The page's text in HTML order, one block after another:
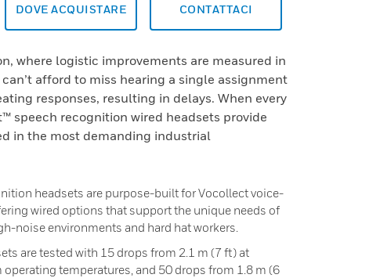
DOVE ACQUISTARE CONTATTACI
where logistic improvements are measured in
afford to miss hearing a single assignment
responses, resulting in delays. When every
speech recognition wired headsets provide
in the most demanding industrial
headsets are purpose-built for Vocollect voice-
wired options that support the unique needs of
noise environments and hard hat workers.
are tested with 15 drops from 2.1 m (7 ft) at
temperatures, and 50 drops from 1.8 m (6